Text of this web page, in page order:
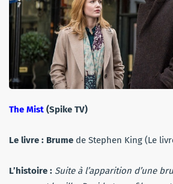
The Mist (Spike TV)
Le livre : Brume de Stephen King (Le
L’histoire : Suite à l’apparition d’une